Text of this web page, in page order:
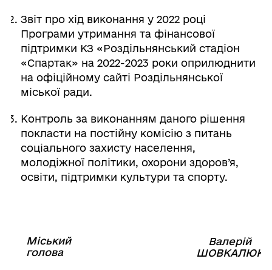
Звіт про хід виконання у 2022 році
Програми утримання та фінансової
підтримки КЗ «Роздільнянський стадіон
«Спартак» на 2022-2023 роки оприлюднити
на офіційному сайті Роздільнянської
міської ради.
Контроль за виконанням даного рішення
покласти на постійну комісію з питань
соціального захисту населення,
молодіжної політики, охорони здоров’я,
освіти, підтримки культури та спорту.
Міський
голова⠀
Валерій
ШОВКАЛЮК